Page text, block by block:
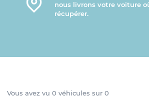
nous livrons votre voiture
récupérer.
Vous avez vu 0véhicules sur0